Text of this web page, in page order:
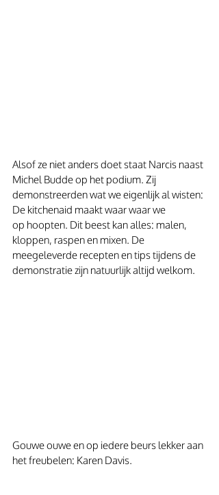
Alsof ze niet anders doet staat Narcis naast
Michel Budde op het podium. Zij
demonstreerden wat we eigenlijk al wisten:
De kitchenaid maakt waar waar we
op hoopten. Dit beest kan alles: malen,
kloppen, raspen en mixen. De
meegeleverde recepten en tips tijdens de
demonstratie zijn natuurlijk altijd welkom.
Gouwe ouwe en op iedere beurs lekker aan
het freubelen: Karen Davis.